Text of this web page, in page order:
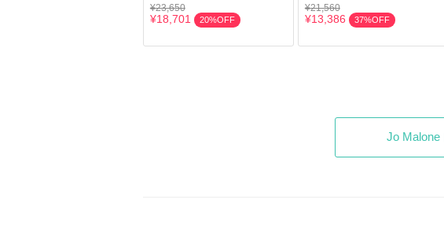
¥23,650
¥18,701 20%OFF
¥21,560
¥13,386 37%OFF
Jo Malone